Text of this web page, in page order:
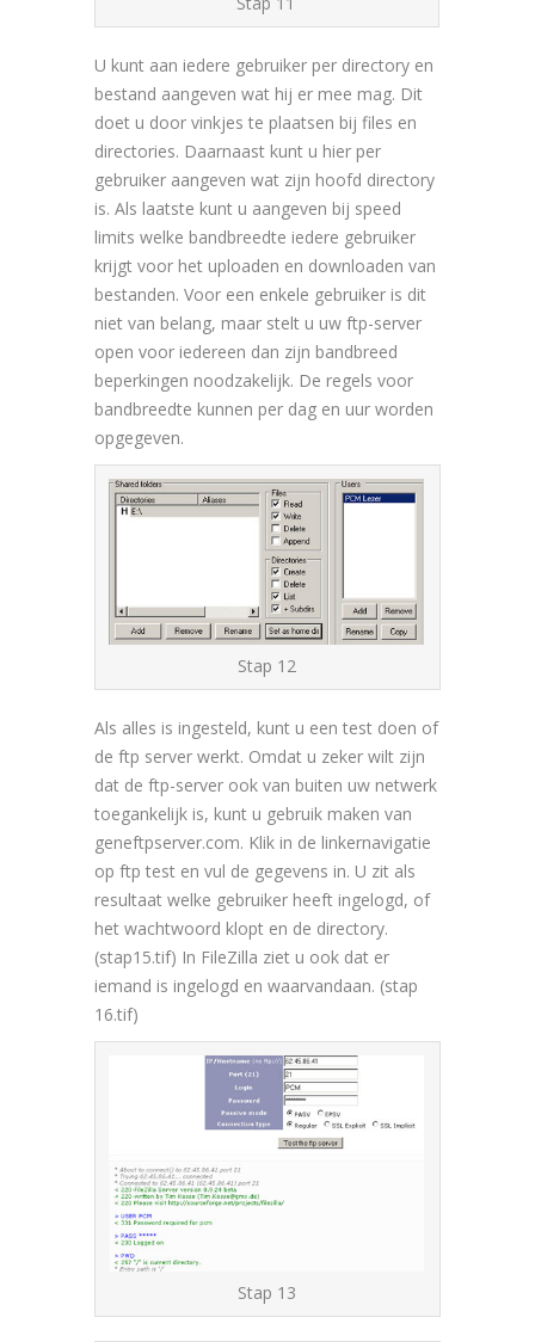
U kunt aan iedere gebruiker per directory en
bestand aangeven wat hij er mee mag. Dit
doet u door vinkjes te plaatsen bij files en
directories. Daarnaast kunt u hier per
gebruiker aangeven wat zijn hoofd directory
is. Als laatste kunt u aangeven bij speed
limits welke bandbreedte iedere gebruiker
krijgt voor het uploaden en downloaden van
bestanden. Voor een enkele gebruiker is dit
niet van belang, maar stelt u uw ftp-server
open voor iedereen dan zijn bandbreed
beperkingen noodzakelijk. De regels voor
bandbreedte kunnen per dag en uur worden
opgegeven.
Stap 12
Als alles is ingesteld, kunt u een test doen of
de ftp server werkt. Omdat u zeker wilt zijn
dat de ftp-server ook van buiten uw netwerk
toegankelijk is, kunt u gebruik maken van
geneftpserver.com. Klik in de linkernavigatie
op ftp test en vul de gegevens in. U zit als
resultaat welke gebruiker heeft ingelogd, of
het wachtwoord klopt en de directory.
(stap15.tif) In FileZilla ziet u ook dat er
iemand is ingelogd en waarvandaan. (stap
16.tif)
Stap 13